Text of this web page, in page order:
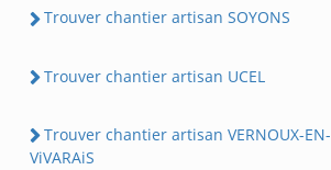
Trouver chantier artisan SOYONS
Trouver chantier artisan UCEL
Trouver chantier artisan VERNOUX-EN-
ViVARAiS